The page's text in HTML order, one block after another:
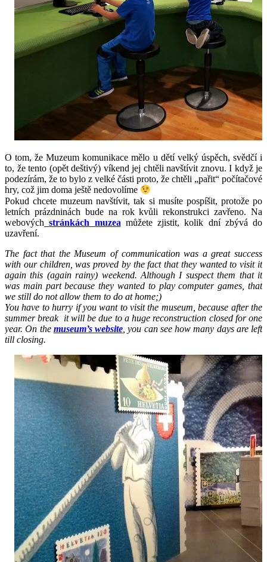
O tom, že Muzeum komunikace mělo u dětí velký úspěch, svědčí i
to, že tento (opět deštivý) víkend jej chtěli navštívit znovu. I když je
podezírám, že to bylo z velké části proto, že chtěli „pařit“ počítačové
hry, což jim doma ještě nedovolíme
Pokud chcete muzeum navštívit, tak si musíte pospíšit, protože po
letních prázdninách bude na rok kvůli rekonstrukci zavřeno. Na
webových stránkách muzea můžete zjistit, kolik dní zbývá do
uzavření.
The fact that the Museum of communication was a great success
with our children, was proved by the fact that they wanted to visit it
againthis (again rainy) weekend. Although I suspect them that it
was main part because they wanted to play computer games, that
we still do not allow them to do at home;)
You have to hurry if you want to visit the museum, because after the
summer break it will be due to a huge reconstruction closed for one
year. On the museum’s website , you can see how many days are left
till closing.